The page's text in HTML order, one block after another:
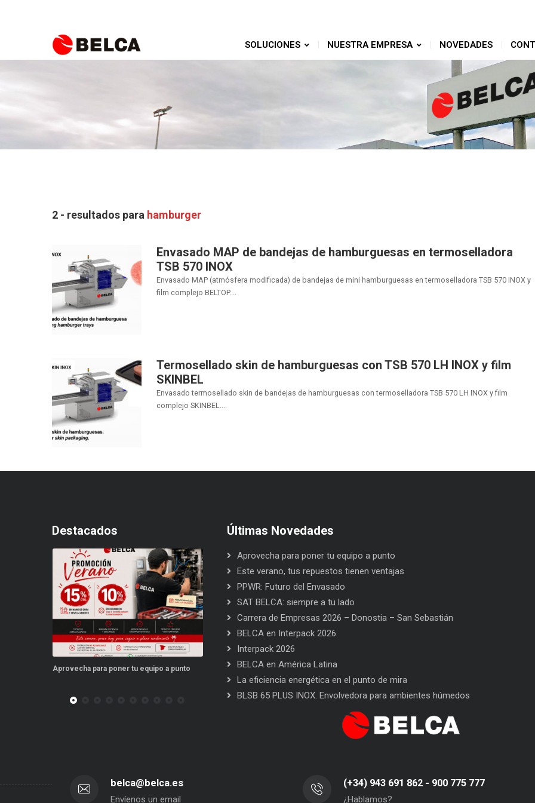
SOLUCIONES NUESTRA EMPRESA NOVEDADES
2 - resultados para hamburger
Envasado MAP de bandejas de hamburguesas en termoselladora
TSB 570 INOX
Envasado MAP (atmósfera modificada) de bandejas de mini hamburguesas en termoselladora TSB 570 INOX y
film complejo BELTOP....
Termosellado skin de hamburguesas con TSB 570 LH INOX y film
SKINBEL
Envasado termosellado skin de bandejas de hamburguesas con termoselladora TSB 570 LH INOX y film
complejo SKINBEL....
Destacados
para poner tu equipo a punto Este verano, tus repuestos tienen ventajas PPWR: Futuro del Envasado
Últimas Novedades
Aprovecha para poner tu equipo a punto
Este verano, tus repuestos tienen ventajas
PPWR: Futuro del Envasado
SAT BELCA: siempre a tu lado
Carrera de Empresas 2026 – Donostia – San Sebastián
BELCA en Interpack 2026
Interpack 2026
BELCA en América Latina
La eficiencia energética en el punto de mira
BLSB 65 PLUS INOX. Envolvedora para ambientes húmedos
belca@belca.es
Envíenos un email
(+34) 943 691 862 - 900 775 777
¿Hablamos?